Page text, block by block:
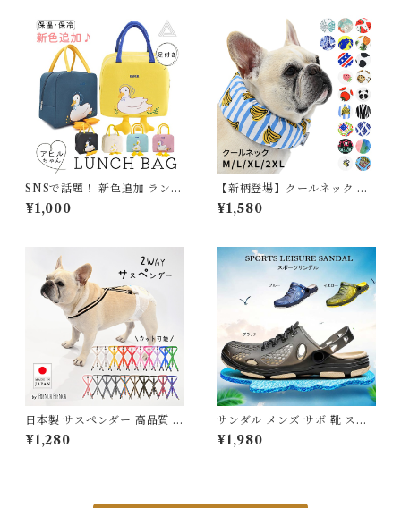
愛い オシャレ 寝巻き 肌に優し
い 綿 コットン 5687234 スイ
モク 【水沐良品】
SNSで話題！ 新色追加 ランチ
バッグ ランチトート 保冷バッ
グ 保温バッグ 保冷 おしゃれ
ジャー マチ 広い カワイイ 可
愛い アヒル ふわふわ レディー
ス プレゼント ベージュ イエロ
ー ピンク ブルー G284
¥1,000
【新柄登場】クールネック 犬
夏 長時間保冷 4層構造生地使
用 犬クールネック ひんやり 暑
フレンチブルドック フレブル
クールスヌード おしゃれ スイ
カ 牛柄 熱中症予防 小型犬 中
型犬 大型犬 2026年 KM882
¥1,580
日本製 サスペンダー 高品質 金
属クリップ 無地 ボーダー 全2
0色 犬 猫 調整可能 カット可能
¥1,280
サンダル メンズ サボ 靴 スリ
ッポン カジュアル スリッポン
アウトドア 夏用 スポーツ シュ
靴 水陸両用 G134
¥1,980